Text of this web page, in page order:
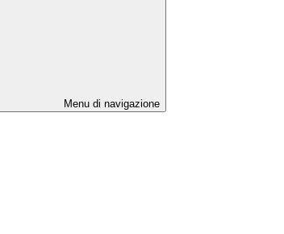
Menu di navigazione